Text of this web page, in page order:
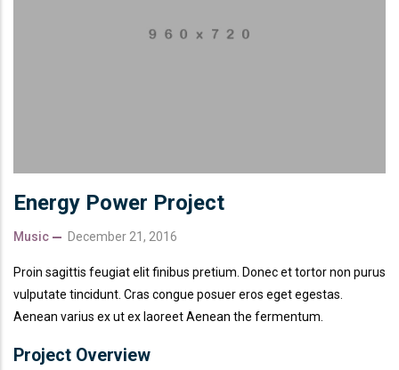
Energy Power Project
Music December 21, 2016
Proin sagittis feugiat elit finibus pretium. Donec et tortor non purus
vulputate tincidunt. Cras congue posuer eros eget egestas.
Aenean varius ex ut ex laoreet Aenean the fermentum.
Project Overview